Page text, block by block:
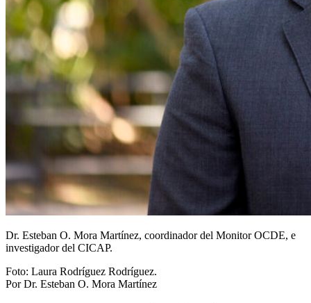
Dr. Esteban O. Mora Martínez, coordinador del Monitor OCDE, e
investigador del CICAP.
Foto: Laura Rodríguez Rodríguez.
Por Dr. Esteban O. Mora Martínez